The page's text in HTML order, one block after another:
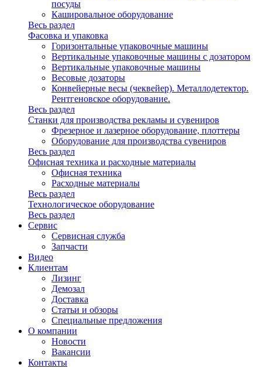
посуды
Кашировальное оборудование
Весь раздел
Фасовка и упаковка
Горизонтальные упаковочные машины
Вертикальные упаковочные машины с дозатором
Вертикальные упаковочные машины
Весовые дозаторы
Конвейерные весы (чеквейер). Металлодетектор.
Рентгеновское оборудование.
Весь раздел
Станки для производства рекламы и сувениров
Фрезерное и лазерное оборудование, плоттеры
Оборудование для производства сувениров
Весь раздел
Офисная техника и расходные материалы
Офисная техника
Расходные материалы
Весь раздел
Технологическое оборудование
Весь раздел
Сервис
Сервисная служба
Запчасти
Видео
Клиентам
Лизинг
Демозал
Доставка
Статьи и обзоры
Специальные предложения
О компании
Новости
Вакансии
Контакты